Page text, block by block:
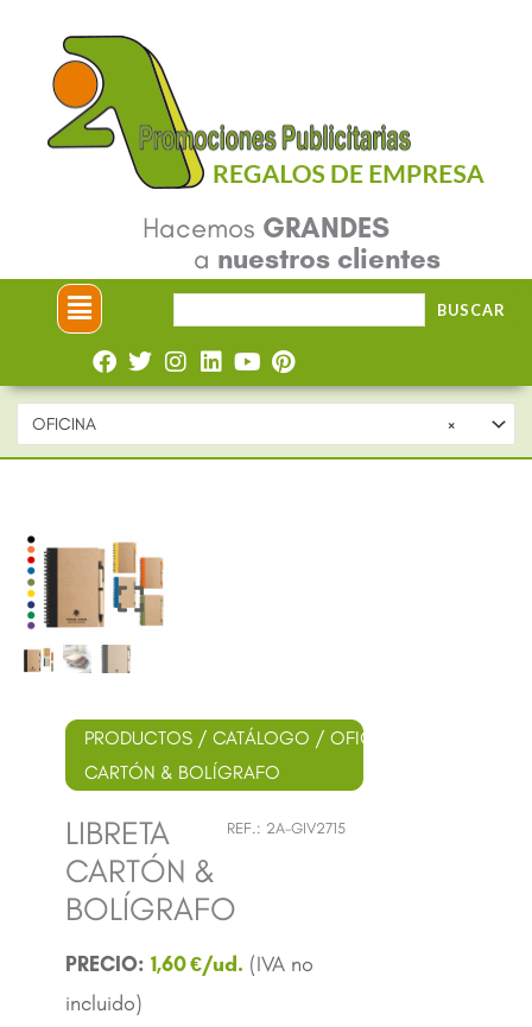
contenido
Hacemos GRANDES
a nuestros clientes
Menú BUSCAR
×
OFICINA
PRODUCTOS / CATÁLOGO / OFICINA
CARTÓN & BOLÍGRAFO
REF.: 2A-GIV2715
LIBRETA
CARTÓN &
BOLÍGRAFO
1,60€